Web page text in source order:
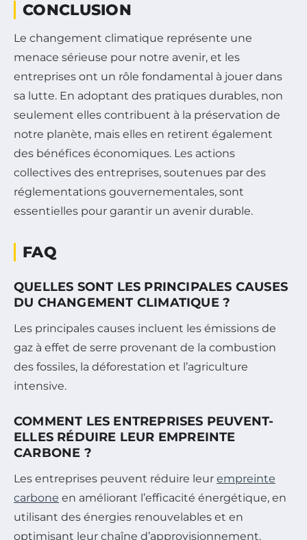
CONCLUSION
Le changement climatique représente une
menace sérieuse pour notre avenir, et les
entreprises ont un rôle fondamental à jouer dans
sa lutte. En adoptant des pratiques durables, non
seulement elles contribuent à la préservation de
notre planète, mais elles en retirent également
des bénéfices économiques. Les actions
collectives des entreprises, soutenues par des
réglementations gouvernementales, sont
essentielles pour garantir un avenir durable.
FAQ
QUELLES SONT LES PRINCIPALES CAUSES
DU CHANGEMENT CLIMATIQUE ?
Les principales causes incluent les émissions de
gaz à effet de serre provenant de la combustion
des fossiles, la déforestation et l’agriculture
intensive.
COMMENT LES ENTREPRISES PEUVENT-
ELLES RÉDUIRE LEUR EMPREINTE
CARBONE ?
Les entreprises peuvent réduire leur empreinte
carbone en améliorant l’efficacité énergétique, en
utilisant des énergies renouvelables et en
optimisant leur chaîne d’approvisionnement.